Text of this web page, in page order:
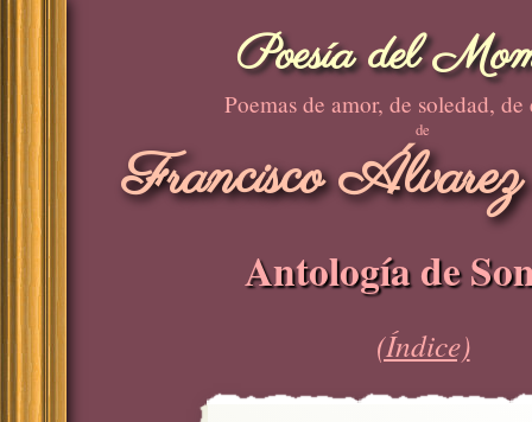
Poesía del
Poemas de amor, de soledad, de
de
Francisco
Antología de
(Índice)